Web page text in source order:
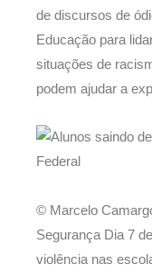
de discursos de
Educação para
situações de
podem ajudar a
© Marcelo
Segurança Dia 7
violência nas